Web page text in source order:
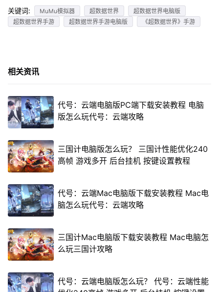
关键词: MuMu模拟器 超数据世界
超数据世界电脑版
超数据世界手游
超数据世界手游电脑版 《超数据世界》手游
相关资讯
代号：云端电脑版PC端下载安装教程 电脑
版怎么玩代号：云端攻略
三国计电脑版怎么玩？ 三国计性能优化240
高帧 游戏多开 后台挂机 按键设置教程
代号：云端Mac电脑版下载安装教程 Mac电
脑怎么玩代号：云端攻略
三国计Mac电脑版下载安装教程 Mac电脑怎
么玩三国计攻略
代号：云端电脑版怎么玩？ 代号：云端性能